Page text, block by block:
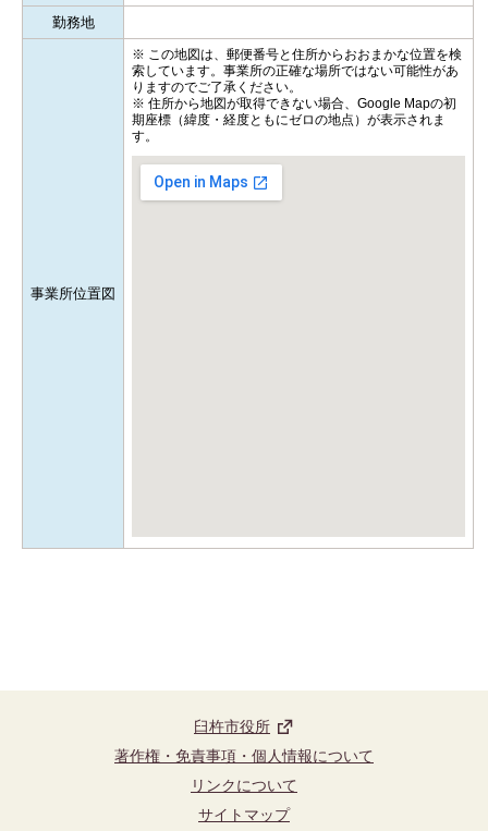
勤務地
事業所位置図
※ この地図は、郵便番号と住所からおおまかな位置を検
索しています。事業所の正確な場所ではない可能性があ
りますのでご了承ください。
※ 住所から地図が取得できない場合、Google Mapの初
期座標（緯度・経度ともにゼロの地点）が表示されま
す。
臼杵市役所
著作権・免責事項・個人情報について
リンクについて
サイトマップ